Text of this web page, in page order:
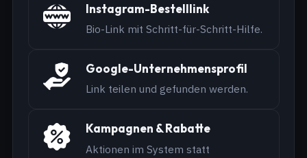
Instagram-Bestelllink
Bio-Link mit Schritt-für-Schritt-Hilfe.
Google-Unternehmensprofil
Link teilen und gefunden werden.
Kampagnen & Rabatte
Aktionen im System statt